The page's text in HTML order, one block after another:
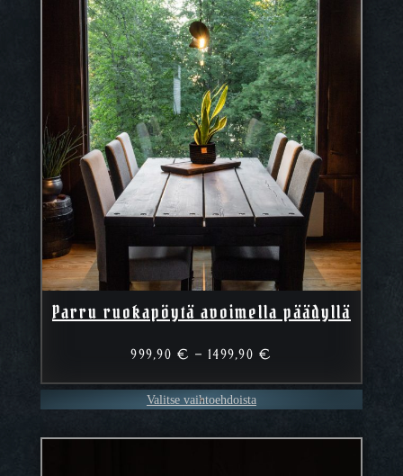
Parru ruokapöytä avoimella päädyllä
999,90 € – 1499,90 €
–
1499,90 €
Valitse vaihtoehdoista